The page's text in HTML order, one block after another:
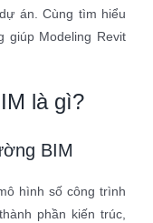
án. Cùng tìm hiểu
giúp Modeling Revit
là gì?
BIM
hình số công trình
phần kiến trúc,